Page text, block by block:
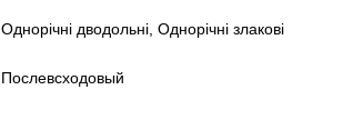
Однорічні дводольні, Однорічні злакові
Послевсходовый